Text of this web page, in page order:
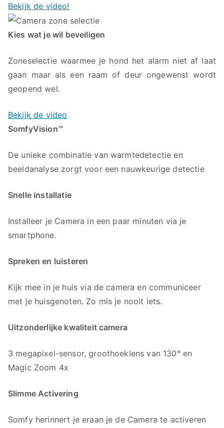
Bekijk de video!
Kies wat je wil beveiligen
Zoneselectie waarmee je hond het alarm niet af laat
gaan maar als een raam of deur ongewenst wordt
geopend wel.
Bekijk de video
SomfyVision™
De unieke combinatie van warmtedetectie en
beeldanalyse zorgt voor een nauwkeurige detectie
Snelle installatie
Installeer je Camera in een paar minuten via je
smartphone.
Spreken en luisteren
Kijk mee in je huis via de camera en communiceer
met je huisgenoten. Zo mis je nooit iets.
Uitzonderlijke kwaliteit camera
3 megapixel-sensor, groothoeklens van 130° en
Magic Zoom 4x
Slimme Activering
Somfy herinnert je eraan je de Camera te activeren